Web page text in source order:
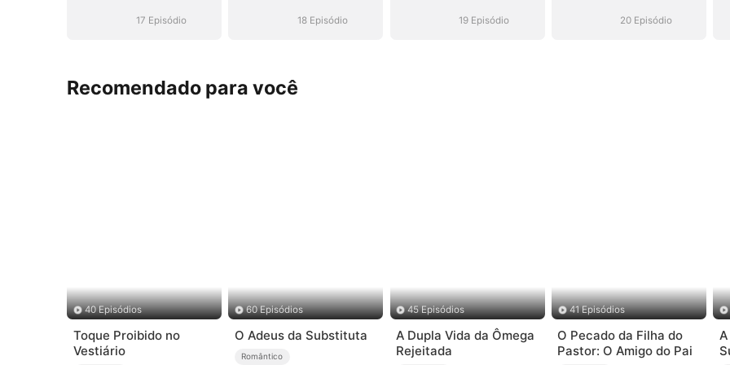
17 Episódio 18 Episódio 19 Episódio 20 Episódio
Recomendado para você
40 Episódios
Toque Proibido no
Vestiário
60 Episódios
O Adeus da Substituta
Romântico
45 Episódios
A Dupla Vida da Ômega
Rejeitada
41 Episódios
O Pecado da Filha do
Pastor: O Amigo do Pai